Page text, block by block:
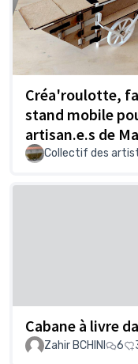
Créa'roulotte,
stand mobile
artisan.e.s de
Collectif des
Cabane à livre
Zahir BCHINI
6